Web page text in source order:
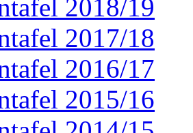
2018/19
2017/18
2016/17
2015/16